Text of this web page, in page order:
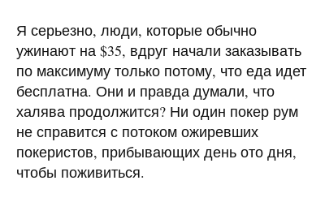
Я серьезно, люди, которые обычно
ужинают на $35, вдруг начали заказывать
по максимуму только потому, что еда идет
бесплатна. Они и правда думали, что
халява продолжится? Ни один покер рум
не справится с потоком ожиревших
покеристов, прибывающих день ото дня,
чтобы поживиться.